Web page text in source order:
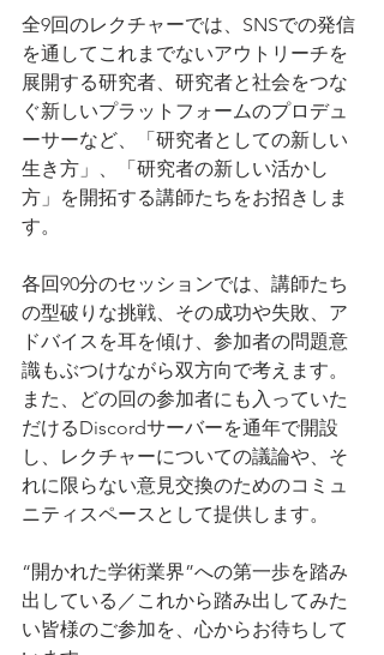
全9回のレクチャーでは、SNSでの発信
を通してこれまでないアウトリーチを
展開する研究者、研究者と社会をつな
ぐ新しいプラットフォームのプロデュ
ーサーなど、「研究者としての新しい
生き方」、「研究者の新しい活かし
方」を開拓する講師たちをお招きしま
す。
各回90分のセッションでは、講師たち
の型破りな挑戦、その成功や失敗、ア
ドバイスを耳を傾け、参加者の問題意
識もぶつけながら双方向で考えます。
また、どの回の参加者にも入っていた
だけるDiscordサーバーを通年で開設
し、レクチャーについての議論や、そ
れに限らない意見交換のためのコミュ
ニティスペースとして提供します。
“開かれた学術業界”への第一歩を踏み
出している／これから踏み出してみた
い皆様のご参加を、心からお待ちして